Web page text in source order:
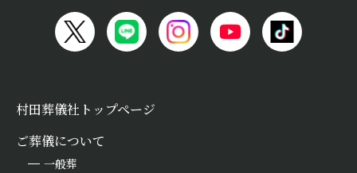
村田葬儀社トップページ
ご葬儀について
一般葬